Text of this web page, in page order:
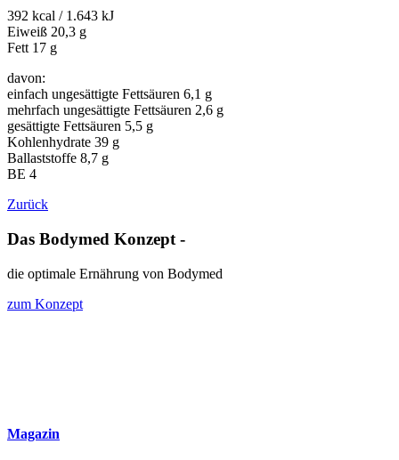
392 kcal / 1.643 kJ
Eiweiß 20,3 g
Fett 17 g
davon:
einfach ungesättigte Fettsäuren 6,1 g
mehrfach ungesättigte Fettsäuren 2,6 g
gesättigte Fettsäuren 5,5 g
Kohlenhydrate 39 g
Ballaststoffe 8,7 g
BE 4
Zurück
Das Bodymed Konzept -
die optimale Ernährung von Bodymed
zum Konzept
Magazin